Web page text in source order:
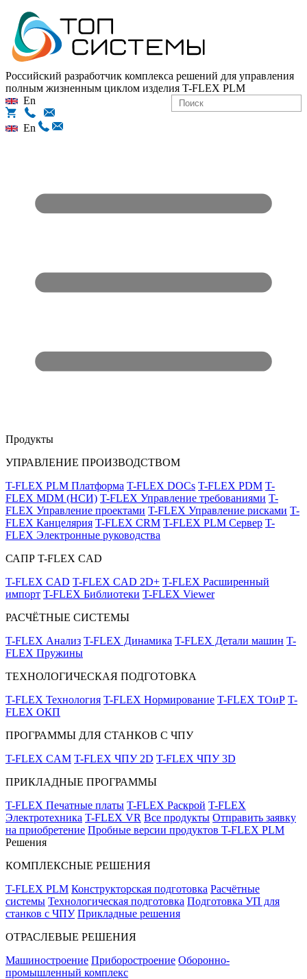
Российский разработчик комплекса решений для управления
полным жизненным циклом изделия T-FLEX PLM
En
En
Продукты
УПРАВЛЕНИЕ ПРОИЗВОДСТВОМ
T-FLEX PLM Платформа T-FLEX DOCs T-FLEX PDM T-
FLEX MDM (НСИ) T-FLEX Управление требованиями T-
FLEX Управление проектами T-FLEX Управление рисками T-
FLEX Канцелярия T-FLEX CRM T-FLEX PLM Сервер T-
FLEX Электронные руководства
САПР T-FLEX CAD
T-FLEX CAD T-FLEX CAD 2D+ T-FLEX Расширенный
импорт T-FLEX Библиотеки T-FLEX Viewer
РАСЧЁТНЫЕ СИСТЕМЫ
T-FLEX Анализ T-FLEX Динамика T-FLEX Детали машин T-
FLEX Пружины
ТЕХНОЛОГИЧЕСКАЯ ПОДГОТОВКА
T-FLEX Технология T-FLEX Нормирование T-FLEX ТОиР T-
FLEX ОКП
ПРОГРАММЫ ДЛЯ СТАНКОВ С ЧПУ
T-FLEX CAM T-FLEX ЧПУ 2D T-FLEX ЧПУ 3D
ПРИКЛАДНЫЕ ПРОГРАММЫ
T-FLEX Печатные платы T-FLEX Раскрой T-FLEX
Электротехника T-FLEX VR Все продукты Отправить заявку
на приобретение Пробные версии продуктов T-FLEX PLM
Решения
КОМПЛЕКСНЫЕ РЕШЕНИЯ
T-FLEX PLM Конструкторская подготовка Расчётные
системы Технологическая подготовка Подготовка УП для
станков с ЧПУ Прикладные решения
ОТРАСЛЕВЫЕ РЕШЕНИЯ
Машиностроение Приборостроение Оборонно-
промышленный комплекс